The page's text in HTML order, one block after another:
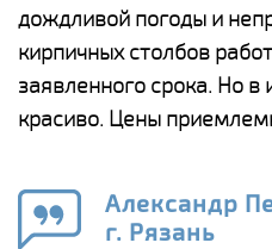
дождливой погоды и
кирпичных столбов
заявленного срока. Но в
красиво. Цены
Александр
г. Рязань